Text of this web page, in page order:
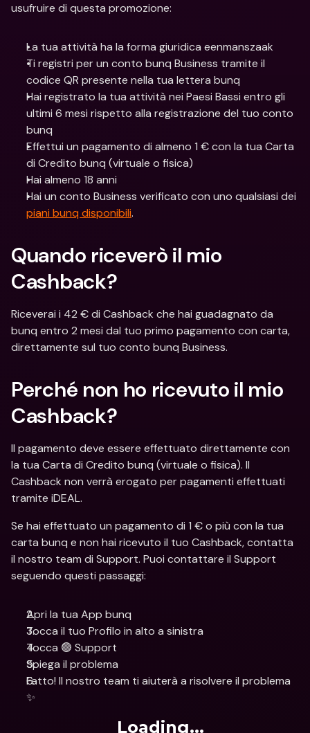
usufruire di questa promozione:
La tua attività ha la forma giuridica eenmanszaak
Ti registri per un conto bunq Business tramite il
codice QR presente nella tua lettera bunq
Hai registrato la tua attività nei Paesi Bassi entro gli
ultimi 6 mesi rispetto alla registrazione del tuo conto
bunq
Effettui un pagamento di almeno 1 € con la tua Carta
di Credito bunq (virtuale o fisica)
Hai almeno 18 anni
piani bunq disponibili.
Quando riceverò il mio
Cashback?
Riceverai i 42 € di Cashback che hai guadagnato da
bunq entro 2 mesi dal tuo primo pagamento con carta,
direttamente sul tuo conto bunq Business.
Perché non ho ricevuto il mio
Cashback?
Il pagamento deve essere effettuato direttamente con
la tua Carta di Credito bunq (virtuale o fisica). Il
Cashback non verrà erogato per pagamenti effettuati
tramite iDEAL.
Se hai effettuato un pagamento di 1 € o più con la tua
carta bunq e non hai ricevuto il tuo Cashback, contatta
il nostro team di Support. Puoi contattare il Support
seguendo questi passaggi:
Apri la tua App bunq
Tocca il tuo Profilo in alto a sinistra
Tocca 🟢 Support
Spiega il problema
Fatto! Il nostro team ti aiuterà a risolvere il problema
✨
Loading...